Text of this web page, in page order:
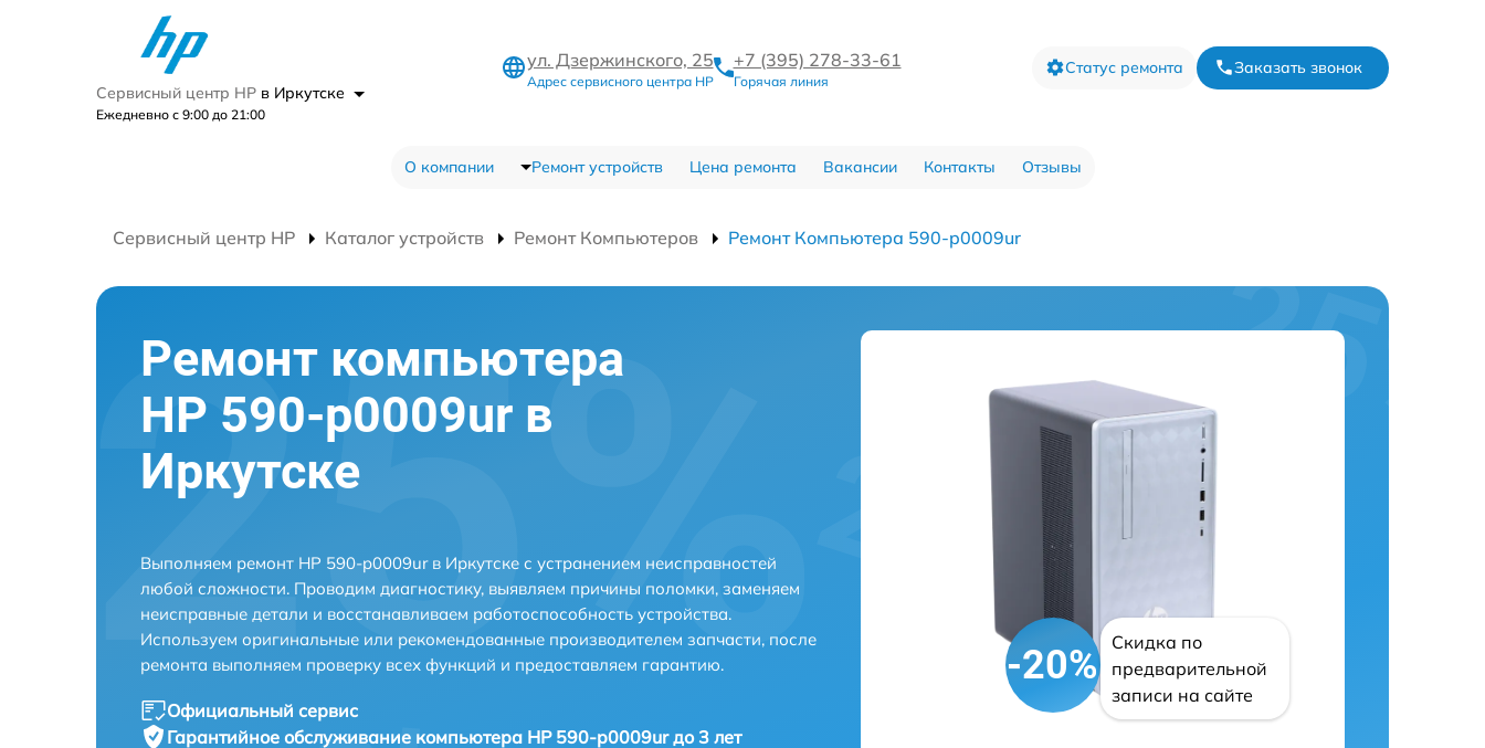
Сервисный центр HP в Иркутске
Ежедневно с 9:00 до 21:00
ул. Дзержинского, 25
Адрес сервисного центра HP
+7 (395) 278-33-61
Горячая линия
Статус ремонта Заказать звонок
О компании Ремонт устройств Цена ремонта Вакансии Контакты Отзывы
Сервисный центр HP Каталог устройств Ремонт Компьютеров Ремонт Компьютера 590-p0009ur
Ремонт компьютера
HP 590-p0009ur в
Иркутске
Выполняем ремонт HP 590-p0009ur в Иркутске с устранением неисправностей
любой сложности. Проводим диагностику, выявляем причины поломки, заменяем
неисправные детали и восстанавливаем работоспособность устройства.
Используем оригинальные или рекомендованные производителем запчасти, после
ремонта выполняем проверку всех функций и предоставляем гарантию.
Официальный сервис
Гарантийное обслуживание компьютера HP 590-p0009ur до 3 лет
-20%
Скидка по
предварительной
записи на сайте